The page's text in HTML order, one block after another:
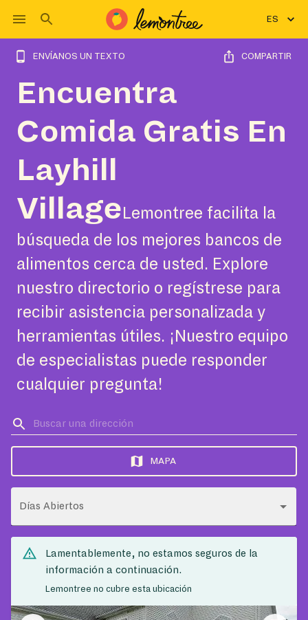
ES
ENVÍANOS UN TEXTO COMPARTIR
Encuentra
Comida Gratis En
Layhill
Village Lemontree facilita la
búsqueda de los mejores bancos de
alimentos cerca de usted. Explore
nuestro directorio o regístrese para
recibir asistencia personalizada y
herramientas útiles. ¡Nuestro equipo
de especialistas puede responder
cualquier pregunta!
MAPA
Días Abiertos
Lamentablemente, no estamos seguros de la
información a continuación.
Lemontree no cubre esta ubicación